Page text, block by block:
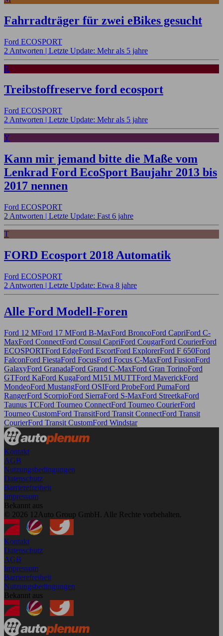
Fahrradträger für zwei eBikes gesucht
Ford ECOSPORT
2 Antworten | Letzte Update: Mehr als 5 jahre
R
Treibstoffreserve ford ecosport
Ford ECOSPORT
2 Antworten | Letzte Update: Mehr als 5 jahre
Y
Kann mir jemand bitte die Maße vom
Lenkrad Ford EcoSport Baujahr 2013 bis
2017 nennen
Ford ECOSPORT
2 Antworten | Letzte Update: Fast 6 jahre
T
FORD Ecosport 2018 Automatik
Ford ECOSPORT
2 Antworten | Letzte Update: Etwa 8 jahre
Alle Ford Modell-Foren
Ford 12 MFord 17 MFord B-MaxFord BroncoFord CapriFord C-
MaxFord ConnectFord Consul CapriFord CougarFord CourierFord
ECOSPORTFord EdgeFord EscortFord ExplorerFord F 650Ford
FalconFord FiestaFord FocusFord Focus C-MaxFord FusionFord
GalaxyFord GranadaFord Grand C-MaxFord Gran TorinoFord
GTFord KaFord KugaFord M151 MUTTFord MaverickFord
MondeoFord MustangFord OSIFord ProbeFord PumaFord
RangerFord ScorpioFord SierraFord S-MaxFord StreetkaFord
Taunus TCFord Tourneo ConnectFord Tourneo CourierFord
Tourneo CustomFord TransitFord Transit ConnectFord Transit
CourierFord Transit CustomFord Windstar
Kontakt
AGB
Nutzungsbedingungen
Datenschutz
Barrierefreiheit
Impressum
Bekannt aus
© 2026 12Auto Group GmbH. Alle Rechte vorbehalten.
Kontakt
Datenschutz
AGB
Impressum
Barrierefreiheit
Nutzungsbedingungen
Bekannt aus